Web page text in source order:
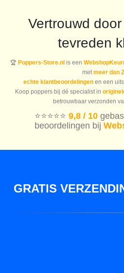
Vertrouwd
tevreden
🏆 Poppers-Store.nl is een
met meer dan
echte klantbeoordelingenen een
Koop poppers bij dé specialist in
betrouwbaar verzonden
⭐️⭐️⭐️⭐️⭐️ 9,8 / 10
beoordelingen bij
GRATIS